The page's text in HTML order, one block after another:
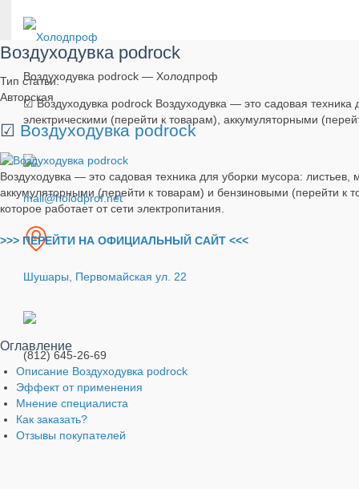
Воздуходувка podrock — Холодпроф
☑ Воздуходувка podrock Воздуходувка — это садовая
электрическими (перейти к товарам), аккумуляторными
mail@holodprof.net
Шушары, Первомайская ул. 22
(812) 645-26-69
Воздуходувка podrock
Тип статьи:
Авторская
☑ Воздуходувка podrock
Воздуходувка — это садовая техника для уборки мусора:
аккумуляторными (перейти к товарам) и бензиновыми (перейти к
которое работает от сети электропитания.
>>> ПЕРЕЙТИ НА ОФИЦИАЛЬНЫЙ САЙТ <<<
Оглавление
Описание Воздуходувка podrock
Эффект от применения
Мнение специалиста
Как заказать?
Отзывы покупателей